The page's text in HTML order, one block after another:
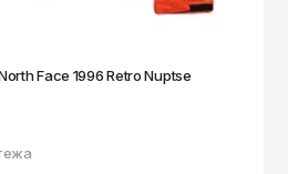
Face 1996 Retro Nuptse